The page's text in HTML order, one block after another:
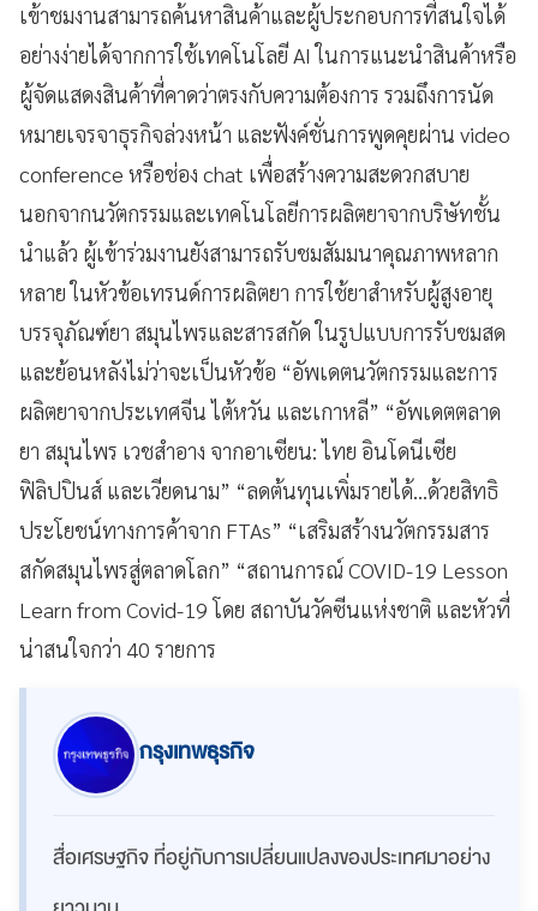
เข้าชมงานสามารถค้นหาสินค้าและผู้ประกอบการที่สนใจได้
อย่างง่ายได้จากการใช้เทคโนโลยี AI ในการแนะนำสินค้าหรือ
ผู้จัดแสดงสินค้าที่คาดว่าตรงกับความต้องการ รวมถึงการนัด
หมายเจรจาธุรกิจล่วงหน้า และฟังค์ชั่นการพูดคุยผ่าน video
conference หรือช่อง chat เพื่อสร้างความสะดวกสบาย
นอกจากนวัตกรรมและเทคโนโลยีการผลิตยาจากบริษัทชั้น
นำแล้ว ผู้เข้าร่วมงานยังสามารถรับชมสัมมนาคุณภาพหลาก
หลาย ในหัวข้อเทรนด์การผลิตยา การใช้ยาสำหรับผู้สูงอายุ
บรรจุภัณฑ์ยา สมุนไพรและสารสกัด ในรูปแบบการรับชมสด
และย้อนหลังไม่ว่าจะเป็นหัวข้อ “อัพเดตนวัตกรรมและการ
ผลิตยาจากประเทศจีน ไต้หวัน และเกาหลี” “อัพเดตตลาด
ยา สมุนไพร เวชสำอาง จากอาเซียน: ไทย อินโดนีเซีย
ฟิลิปปินส์ และเวียดนาม” “ลดต้นทุนเพิ่มรายได้...ด้วยสิทธิ
ประโยชน์ทางการค้าจาก FTAs” “เสริมสร้างนวัตกรรมสาร
สกัดสมุนไพรสู่ตลาดโลก” “สถานการณ์ COVID-19 Lesson
Learn from Covid-19 โดย สถาบันวัคซีนแห่งชาติ และหัวที่
น่าสนใจกว่า 40 รายการ
กรุงเทพธุรกิจ
สื่อเศรษฐกิจ ที่อยู่กับการเปลี่ยนแปลงของประเทศมาอย่าง